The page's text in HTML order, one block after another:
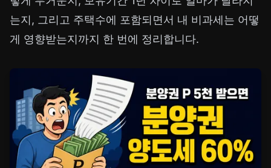
는지, 그리고 주택수에 포함되면서 내 비과세는 어떻
게 영향받는지까지 한 번에 정리합니다.